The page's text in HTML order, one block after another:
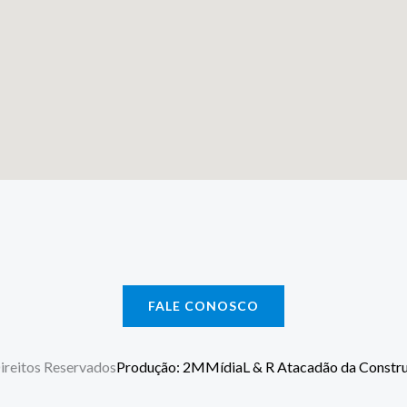
FALE CONOSCO
ReservadosProdução: 2MMídiaL & R Atacadão da